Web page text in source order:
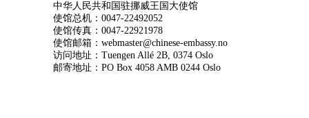
中华人民共和国驻挪威王国大使馆
使馆总机：0047-22492052
使馆传真：0047-22921978
使馆邮箱：webmaster@chinese-embassy.no
访问地址：Tuengen Allé 2B, 0374 Oslo
邮寄地址：PO Box 4058 AMB 0244 Oslo